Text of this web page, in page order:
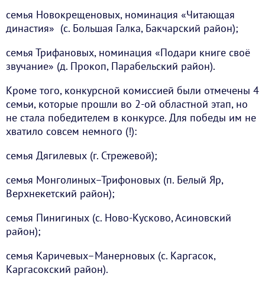
семья Новокрещеновых, номинация «Читающая
династия» (с. Большая Галка, Бакчарский район);
семья Трифановых, номинация «Подари книге своё
звучание» (д. Прокоп, Парабельский район).
Кроме того, конкурсной комиссией были отмечены 4
семьи, которые прошли во 2-ой областной этап, но
не стала победителем в конкурсе. Для победы им не
хватило совсем немного (!):
семья Дягилевых (г. Стрежевой);
семья Монголиных–Трифоновых (п. Белый Яр,
Верхнекетский район);
семья Пинигиных (с. Ново-Кусково, Асиновский
район);
семья Каричевых–Манерновых (с. Каргасок,
Каргасокский район).